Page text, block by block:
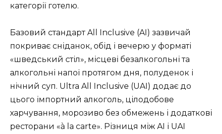
категорії готелю.
Базовий стандарт All Inclusive (AI) зазвичай
покриває сніданок, обід і вечерю у форматі
«шведський стіл», місцеві безалкогольні та
алкогольні напої протягом дня, полуденок і
нічний суп. Ultra All Inclusive (UAI) додає до
цього імпортний алкоголь, цілодобове
харчування, морозиво без обмежень і додаткові
ресторани «à la carte». Різниця між AI і UAI